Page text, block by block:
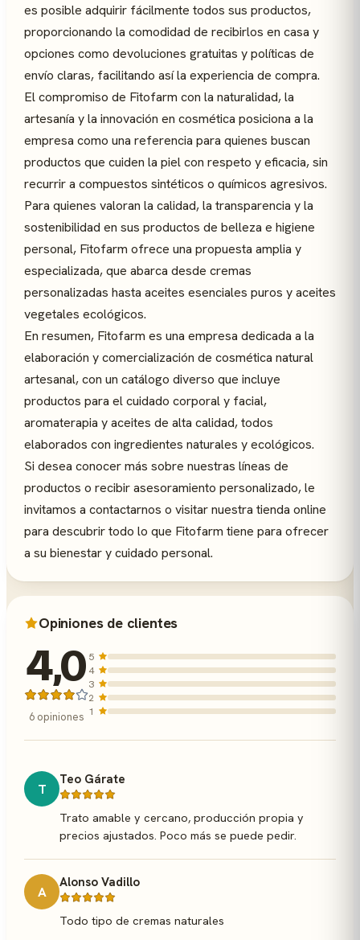
es posible adquirir fácilmente todos sus productos,
proporcionando la comodidad de recibirlos en casa y
opciones como devoluciones gratuitas y políticas de
envío claras, facilitando así la experiencia de compra.
El compromiso de Fitofarm con la naturalidad, la
artesanía y la innovación en cosmética posiciona a la
empresa como una referencia para quienes buscan
productos que cuiden la piel con respeto y eficacia, sin
recurrir a compuestos sintéticos o químicos agresivos.
Para quienes valoran la calidad, la transparencia y la
sostenibilidad en sus productos de belleza e higiene
personal, Fitofarm ofrece una propuesta amplia y
especializada, que abarca desde cremas
personalizadas hasta aceites esenciales puros y aceites
vegetales ecológicos.
En resumen, Fitofarm es una empresa dedicada a la
elaboración y comercialización de cosmética natural
artesanal, con un catálogo diverso que incluye
productos para el cuidado corporal y facial,
aromaterapia y aceites de alta calidad, todos
elaborados con ingredientes naturales y ecológicos.
Si desea conocer más sobre nuestras líneas de
productos o recibir asesoramiento personalizado, le
invitamos a contactarnos o visitar nuestra tienda online
para descubrir todo lo que Fitofarm tiene para ofrecer
a su bienestar y cuidado personal.
Opiniones de clientes
4,0
6 opiniones
5
4
3
2
1
T
Teo Gárate
Trato amable y cercano, producción propia y
precios ajustados. Poco más se puede pedir.
A
Alonso Vadillo
Todo tipo de cremas naturales